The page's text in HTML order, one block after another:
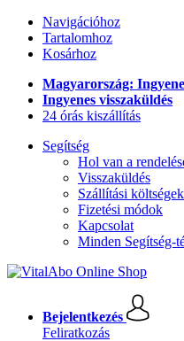
Navigációhoz
Tartalomhoz
Kosárhoz
Magyarország:
Ingyenes visszaküldés
24 órás kiszállítás
Segítség
Hol van a
Visszaküldés
Szállítási költségek
Fizetési módok
Kapcsolat
Minden Segítség-
Bejelentkezés
Feliratkozás